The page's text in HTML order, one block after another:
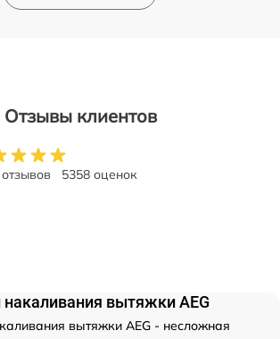
Отзывы клиентов
5358 оценок
вытяжки AEG
вытяжки AEG - несложная